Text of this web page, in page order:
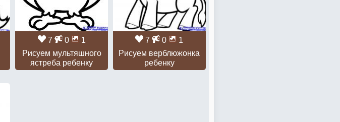
7 0
1
Рисуем мультяшного
ястреба ребенку
7 0
1
Рисуем верблюжонка
ребенку